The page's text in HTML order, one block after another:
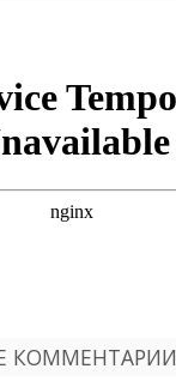
КОММЕНТАРИИ